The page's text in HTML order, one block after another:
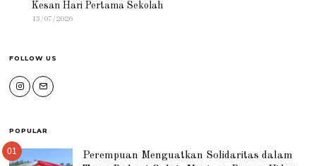
Kesan Hari Pertama Sekolah
13/07/2026
FOLLOW US
POPULAR
01
Perempuan Menguatkan Solidaritas dalam